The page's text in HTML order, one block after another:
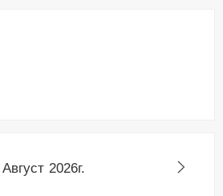
Август 2026г.